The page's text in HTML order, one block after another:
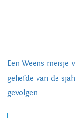
Een Weens
geliefde van de
gevolgen.